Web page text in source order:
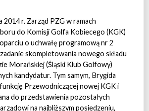
2014 r. Zarząd PZG w ramach
do Komisji Golfa Kobiecego (KGK)
o uchwałę programową nr 2
skompletowania nowego składu
Morańskiej (Śląski Klub Golfowy)
kandydatur. Tym samym, Brygida
Przewodniczącej nowej KGK i
do przedstawienia pozostałych
na najbliższym posiedzeniu,